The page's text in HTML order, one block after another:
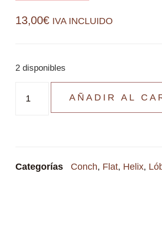
13,00€ IVA INCLUIDO
2 disponibles
AÑADIR AL
Categorías Conch, Flat, Helix,